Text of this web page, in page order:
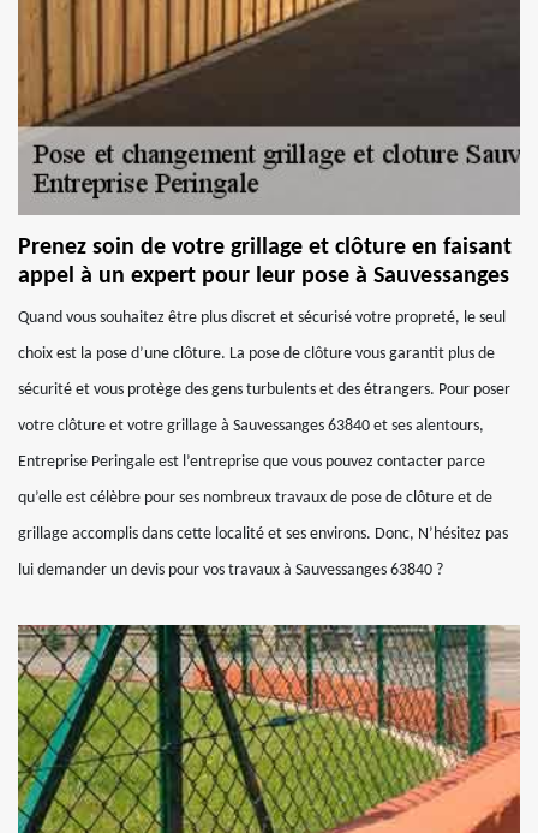
Prenez soin de votre grillage et clôture en faisant
appel à un expert pour leur pose à Sauvessanges
Quand vous souhaitez être plus discret et sécurisé votre propreté, le seul
choix est la pose d’une clôture. La pose de clôture vous garantit plus de
sécurité et vous protège des gens turbulents et des étrangers. Pour poser
votre clôture et votre grillage à Sauvessanges 63840 et ses alentours,
Entreprise Peringale est l’entreprise que vous pouvez contacter parce
qu’elle est célèbre pour ses nombreux travaux de pose de clôture et de
grillage accomplis dans cette localité et ses environs. Donc, N’hésitez pas
lui demander un devis pour vos travaux à Sauvessanges 63840 ?